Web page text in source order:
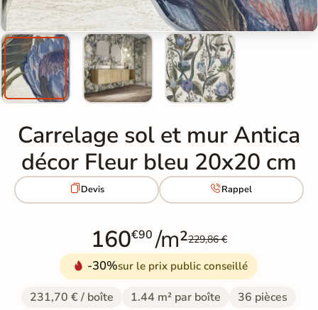
Carrelage sol et mur Antica
décor Fleur bleu 20x20 cm
Devis Rappel
160€90 /m²229,86 €
-30%sur le prix public conseillé
231,70 € / boîte 1.44 m² par boîte 36 pièces